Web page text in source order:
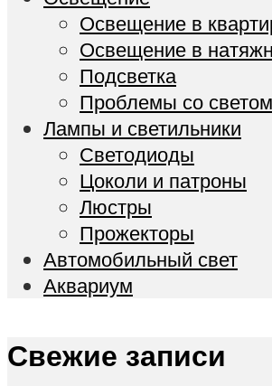
Освещение в
Освещение в
Подсветка
Проблемы со светом
Лампы и светильники
Светодиоды
Цоколи и патроны
Люстры
Прожекторы
Автомобильный свет
Аквариум
Свежие записи